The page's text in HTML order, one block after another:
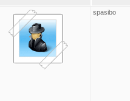
spasibo